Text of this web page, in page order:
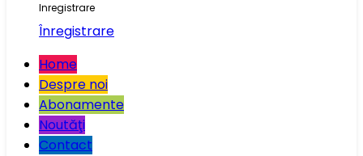
Inregistrare
Înregistrare
Home
Despre noi
Abonamente
Noutăţi
Contact